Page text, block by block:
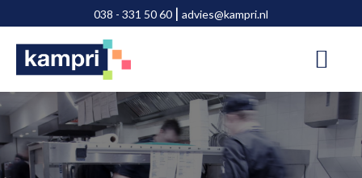
naar
hoofd
inhoud
naar
voettekst
038 - 331 50 60 | advies@kampri.nl